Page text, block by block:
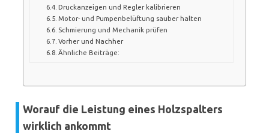
Druckanzeigen und Regler kalibrieren
Motor- und Pumpenbelüftung sauber halten
Schmierung und Mechanik prüfen
Vorher und Nachher
Ähnliche Beiträge:
Worauf die Leistung eines Holzspalters
wirklich ankommt